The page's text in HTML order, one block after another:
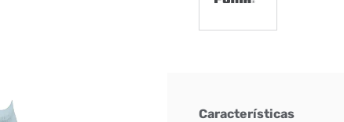
Características